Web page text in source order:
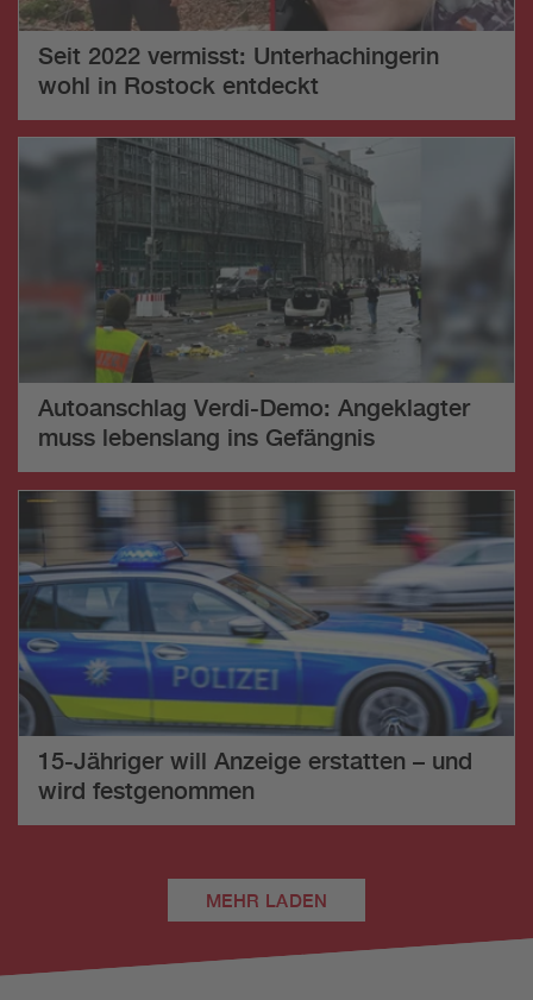
Seit 2022 vermisst: Unterhachingerin
wohl in Rostock entdeckt
Autoanschlag Verdi-Demo: Angeklagter
muss lebenslang ins Gefängnis
15-Jähriger will Anzeige erstatten – und
wird festgenommen
MEHR LADEN